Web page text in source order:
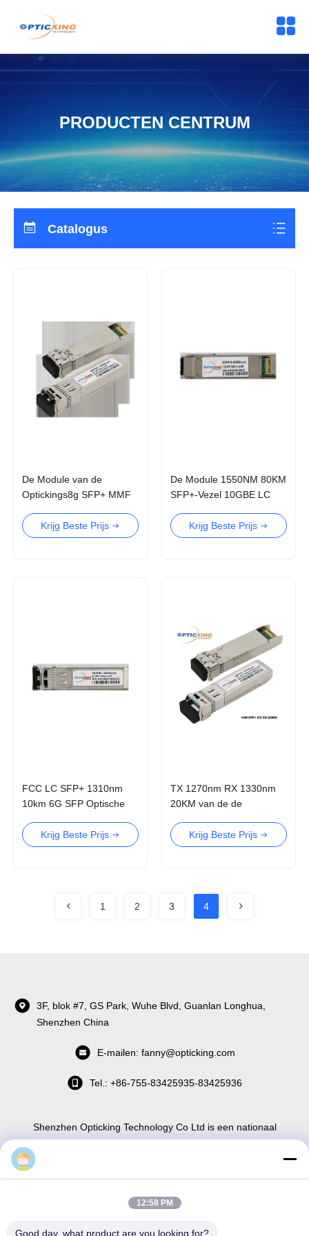
PRODUCTEN CENTRUM
Catalogus
De Module van de
Optickings8g SFP+ MMF
Zendontvanger
Krijg Beste Prijs
De Module 1550NM 80KM
SFP+-Vezel 10GBE LC
van de Module de
Multiwijze
Krijg Beste Prijs
FCC LC SFP+ 1310nm
10km 6G SFP Optische
Krijg Beste Prijs
TX 1270nm RX 1330nm
20KM van de de
10G BIDI van SMF SFP+
WDM TX
Krijg Beste Prijs
1 2 3 4
3F, blok #7, GS Park, Wuhe Blvd, Guanlan Longhua,
Shenzhen China
E-mailen: fanny@opticking.com
Tel.: +86-755-83425935-83425936
Shenzhen Opticking Technology Co Ltd is een nationaal
ontwikkeling, productie, verkoop en service van optische
communicatieproducten.
12:58 PM
Good day, what product are you looking for?